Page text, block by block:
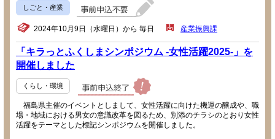
しごと・産業
2024年10月9日（水曜日）から 毎日 産業振興課
「キラっとふくしまシンポジウム -女性活躍2025-」を
開催しました
くらし・環境
福島県主催のイベントとしまして、女性活躍に向けた機運の醸成や、職
場・地域における男女の意識改革を図るため、別添のチラシのとおり女性
活躍をテーマとした標記シンポジウムを開催しました。